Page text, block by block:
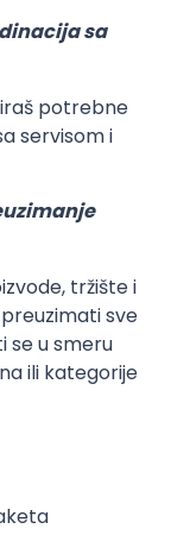
sa
potrebne
servisom i
tržište i
sve
se u smeru
ili kategorije